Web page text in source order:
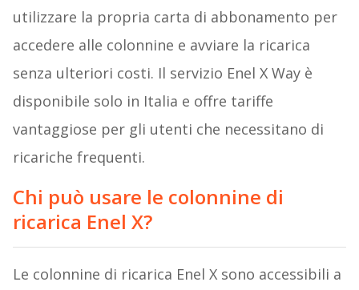
utilizzare la propria carta di abbonamento per
accedere alle colonnine e avviare la ricarica
senza ulteriori costi. Il servizio Enel X Way è
disponibile solo in Italia e offre tariffe
vantaggiose per gli utenti che necessitano di
ricariche frequenti.
Chi può usare le colonnine di
ricarica Enel X?
Le colonnine di ricarica Enel X sono accessibili a